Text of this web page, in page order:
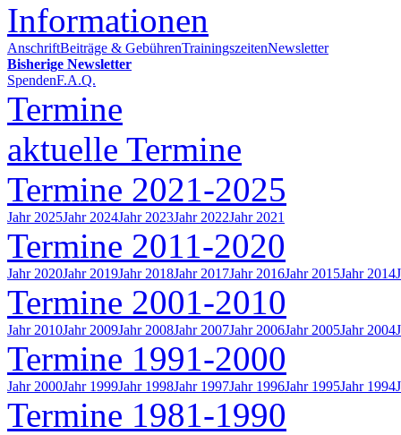
Informationen
AnschriftBeiträge & GebührenTrainingszeitenNewsletter
Bisherige Newsletter
SpendenF.A.Q.
Termine
aktuelle Termine
Termine 2021-2025
Jahr 2025Jahr 2024Jahr 2023Jahr 2022Jahr 2021
Termine 2011-2020
Jahr 2020Jahr 2019Jahr 2018Jahr 2017Jahr 2016Jahr 2015Jahr 2014
Termine 2001-2010
Jahr 2010Jahr 2009Jahr 2008Jahr 2007Jahr 2006Jahr 2005Jahr 2004
Termine 1991-2000
Jahr 2000Jahr 1999Jahr 1998Jahr 1997Jahr 1996Jahr 1995Jahr 1994
Termine 1981-1990